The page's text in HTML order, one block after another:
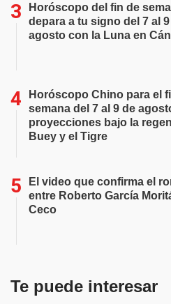
Horóscopo del fin de
depara a tu signo del 7 al
agosto con la Luna en
Horóscopo Chino para el
semana del 7 al 9 de
proyecciones bajo la
Buey y el Tigre
El video que confirma el
entre Roberto García
Ceco
Te puede interesar